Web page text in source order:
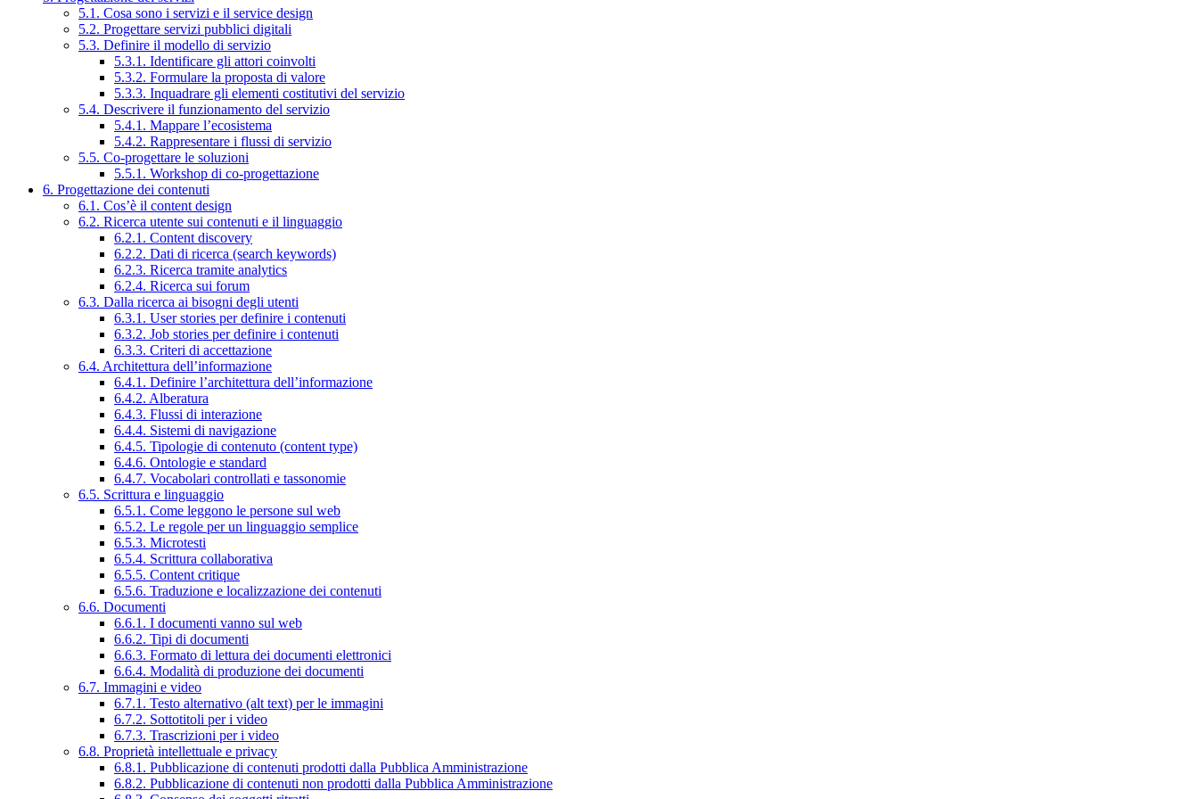
5.1. Cosa sono i servizi e il service design
5.2. Progettare servizi pubblici digitali
5.3. Definire il modello di servizio
5.3.1. Identificare gli attori coinvolti
5.3.2. Formulare la proposta di valore
5.3.3. Inquadrare gli elementi costitutivi del servizio
5.4. Descrivere il funzionamento del servizio
5.4.1. Mappare l’ecosistema
5.4.2. Rappresentare i flussi di servizio
5.5. Co-progettare le soluzioni
5.5.1. Workshop di co-progettazione
6. Progettazione dei contenuti
6.1. Cos’è il content design
6.2. Ricerca utente sui contenuti e il linguaggio
6.2.1. Content discovery
6.2.2. Dati di ricerca (search keywords)
6.2.3. Ricerca tramite analytics
6.2.4. Ricerca sui forum
6.3. Dalla ricerca ai bisogni degli utenti
6.3.1. User stories per definire i contenuti
6.3.2. Job stories per definire i contenuti
6.3.3. Criteri di accettazione
6.4. Architettura dell’informazione
6.4.1. Definire l’architettura dell’informazione
6.4.2. Alberatura
6.4.3. Flussi di interazione
6.4.4. Sistemi di navigazione
6.4.5. Tipologie di contenuto (content type)
6.4.6. Ontologie e standard
6.4.7. Vocabolari controllati e tassonomie
6.5. Scrittura e linguaggio
6.5.1. Come leggono le persone sul web
6.5.2. Le regole per un linguaggio semplice
6.5.3. Microtesti
6.5.4. Scrittura collaborativa
6.5.5. Content critique
6.5.6. Traduzione e localizzazione dei contenuti
6.6. Documenti
6.6.1. I documenti vanno sul web
6.6.2. Tipi di documenti
6.6.3. Formato di lettura dei documenti elettronici
6.6.4. Modalità di produzione dei documenti
6.7. Immagini e video
6.7.1. Testo alternativo (alt text) per le immagini
6.7.2. Sottotitoli per i video
6.7.3. Trascrizioni per i video
6.8. Proprietà intellettuale e privacy
6.8.1. Pubblicazione di contenuti prodotti dalla Pubblica Amministrazione
6.8.2. Pubblicazione di contenuti non prodotti dalla Pubblica Amministrazione